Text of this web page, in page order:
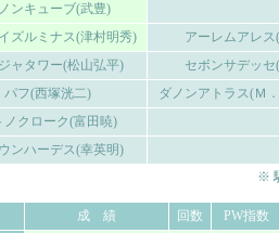
ンキューブ(武豊)
ズルミナス(津村明秀)
アーレムアレス
ャタワー(松山弘平)
セボンサデッセ
パフ(西塚洸二)
ダノンアトラス(Ｍ
ノクローク(富田暁)
ンハーデス(幸英明)
※
成 績 回数
PW指数